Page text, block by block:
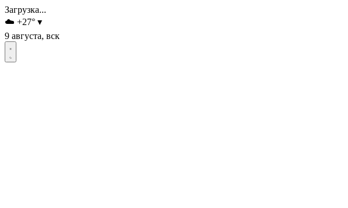
Загрузка...
☁️ +27° ▾
9 августа, вск